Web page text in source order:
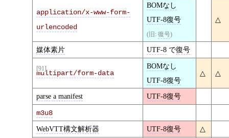
application/x-www-form-
urlencoded
BOMなし
UTF-8復号
(旧:復号)
△
媒体素片 UTF-8 で復号
[91]
multipart/form-data
BOMなし
UTF-8復号
△ △
parse a manifest UTF-8復号
m3u8
WebVTT構文解析器
UTF-8復号
△